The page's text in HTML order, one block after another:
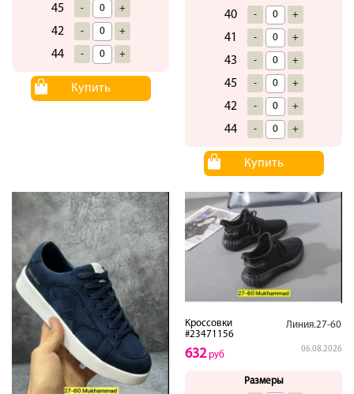
45 - +
42 - +
44 - +
Купить
40 - +
41 - +
43 - +
45 - +
42 - +
44 - +
Купить
Кроссовки
#23471156
Линия.27-60
06.08.2026
632руб
Размеры